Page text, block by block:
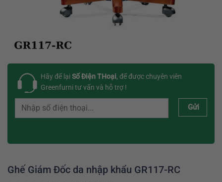
Hãy để lạiSố Điện THoại, để được chuyên viên
Greenfurni tư vấn và hỗ trợ !
Gửi
Ghế Giám Đốc da nhập khẩu GR117-RC